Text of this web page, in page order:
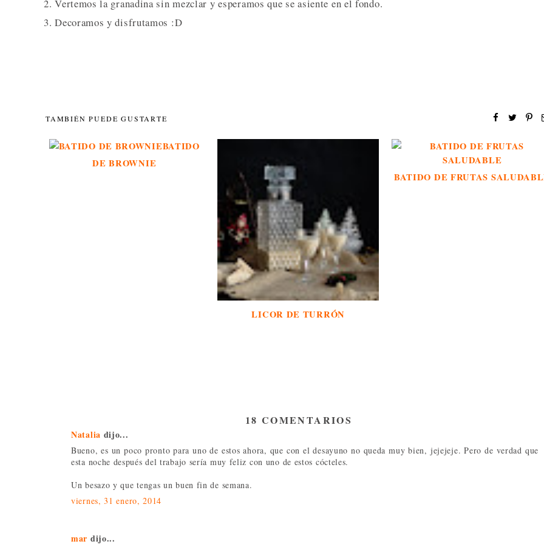
2. Vertemos la granadina sin mezclar y esperamos que se asiente en el fondo.
3. Decoramos y disfrutamos :D
TAMBIÉN PUEDE GUSTARTE
BATIDO
DE BROWNIE
LICOR DE TURRÓN
BATIDO DE FRUTAS
18 COMENTARIOS
Natalia dijo...
Bueno, es un poco pronto para uno de estos ahora, que con el desayuno no queda muy bien, jejejeje. Pero de verdad que
esta noche después del trabajo sería muy feliz con uno de estos cócteles.
Un besazo y que tengas un buen fin de semana.
viernes, 31 enero, 2014
mar dijo...